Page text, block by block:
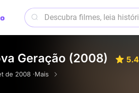
Geração (2008) 5.4
de 2008 ·Mais